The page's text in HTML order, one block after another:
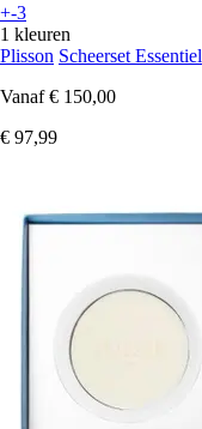
+-3
1 kleuren
Plisson Scheerset Essentiel
Vanaf € 150,00
€ 97,99